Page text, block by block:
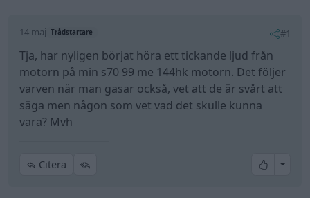
14 maj Trådstartare #1
Tja, har nyligen börjat höra ett tickande ljud från
motorn på min s70 99 me 144hk motorn. Det följer
varven när man gasar också, vet att de är svårt att
säga men någon som vet vad det skulle kunna
vara? Mvh
Citera All